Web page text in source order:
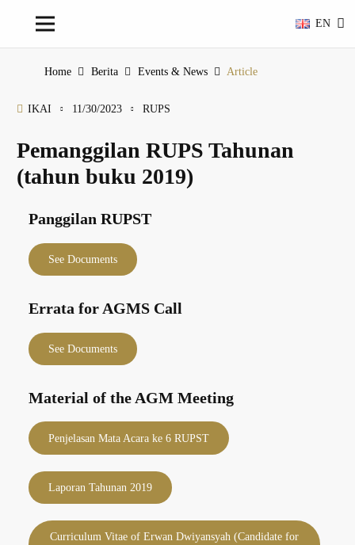
EN
Home Berita Events & News Article
IKAI 11/30/2023 RUPS
Pemanggilan RUPS Tahunan
(tahun buku 2019)
Panggilan RUPST
See Documents
Errata for AGMS Call
See Documents
Material of the AGM Meeting
Penjelasan Mata Acara ke 6 RUPST
Laporan Tahunan 2019
Curriculum Vitae of Erwan Dwiyansyah (Candidate for